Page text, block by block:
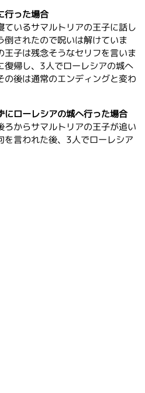
行った場合
ているサマルトリアの王子に話し
倒されたので呪いは解けていま
王子は残念そうなセリフを言いま
復帰し、3人でローレシアの城へ
の後は通常のエンディングと変わ
にローレシアの城へ行った場合
ろからサマルトリアの王子が追い
を言われた後、3人でローレシア